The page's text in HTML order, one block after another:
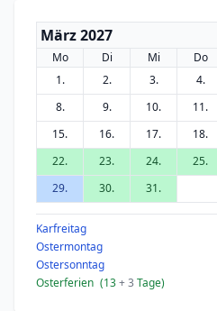
März 2027
Mo Di Mi Do
1.
2. 3. 4.
8.
9. 10. 11.
15.
16. 17. 18.
22.
23. 24. 25.
29.
30. 31.
Karfreitag
Ostermontag
Ostersonntag
Osterferien (13+ 3 Tage)